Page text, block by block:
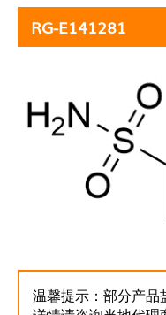
RG-E141281
温馨提示：部分产品